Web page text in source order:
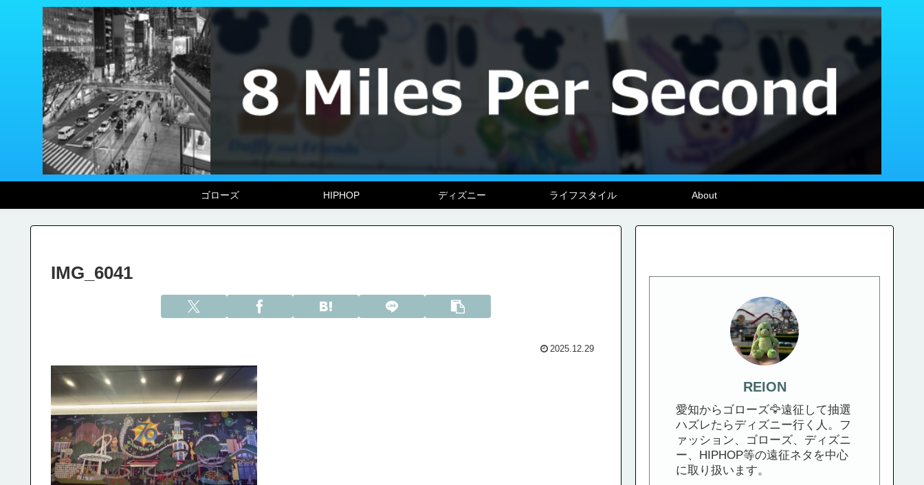
ゴローズ HIPHOP ディズニー ライフスタイル About
IMG_6041
2025.12.29
REION
愛知からゴローズ🦅遠征して抽選
ハズレたらディズニー行く人。フ
ァッション、ゴローズ、ディズニ
ー、HIPHOP等の遠征ネタを中心
に取り扱います。